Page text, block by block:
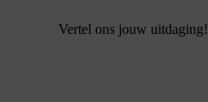
Vertel ons jouw uitdaging!